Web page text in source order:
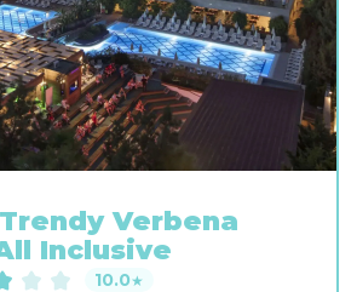
Verbena
Inclusive
10.0★